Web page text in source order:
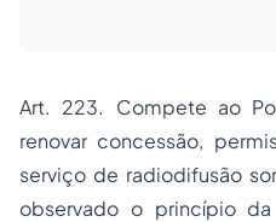
Art. 223. Compete ao
renovar concessão,
serviço de radiodifusão
observado o princípio